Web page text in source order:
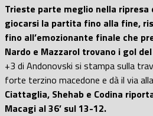
Trieste parte meglio nella
giocarsi la partita fino alla fine,
fino all’emozionante finale che
Nardo e Mazzarol trovano i gol
+3 di Andonovski si stampa sulla
forte terzino macedone e dà il via
Ciattaglia, Shehab e Codina
Macagi al 36’ sul 13-12.